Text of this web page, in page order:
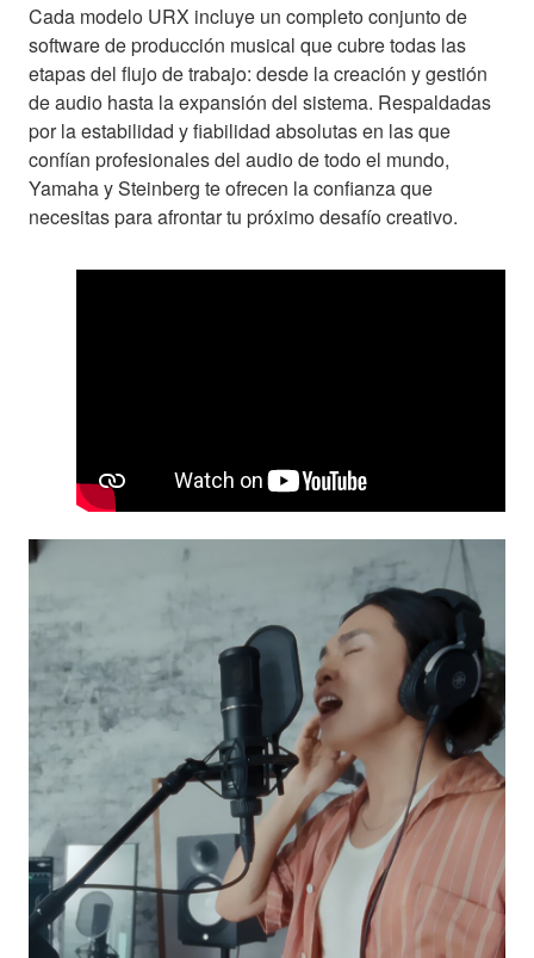
Cada modelo URX incluye un completo conjunto de
software de producción musical que cubre todas las
etapas del flujo de trabajo: desde la creación y gestión
de audio hasta la expansión del sistema. Respaldadas
por la estabilidad y fiabilidad absolutas en las que
confían profesionales del audio de todo el mundo,
Yamaha y Steinberg te ofrecen la confianza que
necesitas para afrontar tu próximo desafío creativo.